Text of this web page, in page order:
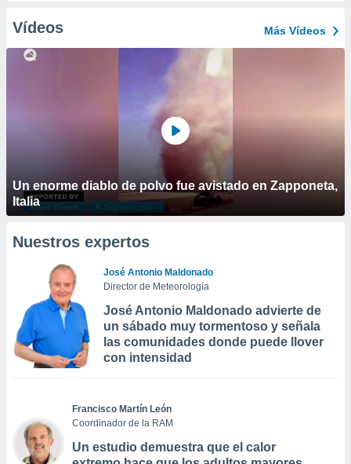
Vídeos Más Vídeos
Un enorme diablo de polvo fue avistado en Zapponeta,
Italia
Nuestros expertos
José Antonio Maldonado
Director de Meteorología
José Antonio Maldonado advierte de
un sábado muy tormentoso y señala
las comunidades donde puede llover
con intensidad
Francisco Martín León
Coordinador de la RAM
Un estudio demuestra que el calor